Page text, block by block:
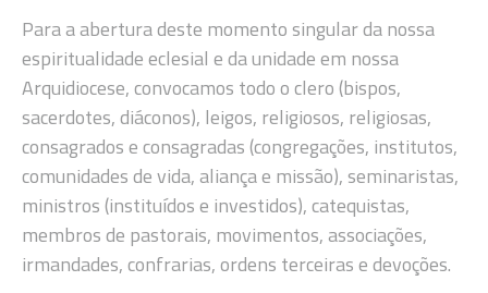
Para a abertura deste momento singular da nossa
espiritualidade eclesial e da unidade em nossa
Arquidiocese, convocamos todo o clero (bispos,
sacerdotes, diáconos), leigos, religiosos, religiosas,
consagrados e consagradas (congregações, institutos,
comunidades de vida, aliança e missão), seminaristas,
ministros (instituídos e investidos), catequistas,
membros de pastorais, movimentos, associações,
irmandades, confrarias, ordens terceiras e devoções.